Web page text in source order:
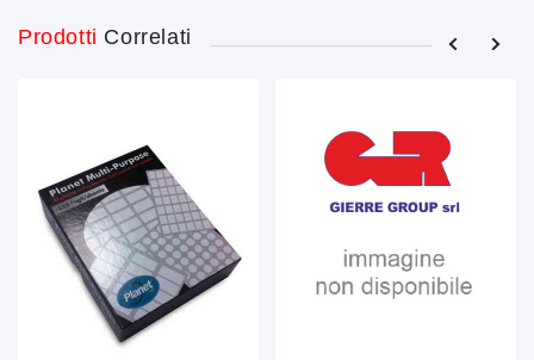
Prodotti Correlati